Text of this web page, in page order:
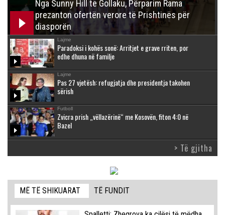
Nga Sunny Hill te Gollaku, Përparim Rama
prezanton ofertën verore të Prishtinës për
diasporën
Lajme
Paradoksi i kohës sonë: Arritjet e grave rriten, por
edhe dhuna në familje
Lajme
Pas 27 vjetësh: refugjatja dhe presidentja takohen
sërish
Futboll
Zvicra prish „vëllazërinë“ me Kosovën, fiton 4:0 në
Bazel
> Të gjitha
MË TË SHIKUARAT TË FUNDIT